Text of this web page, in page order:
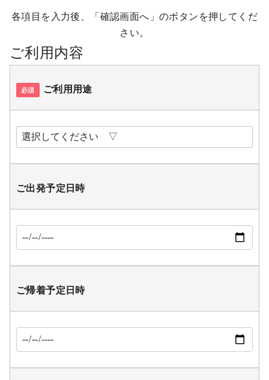
各項目を入力後、「確認画面へ」のボタンを押してくだ
さい。
ご利用内容
必須 ご利用用途
ご出発予定日時
ご帰着予定日時